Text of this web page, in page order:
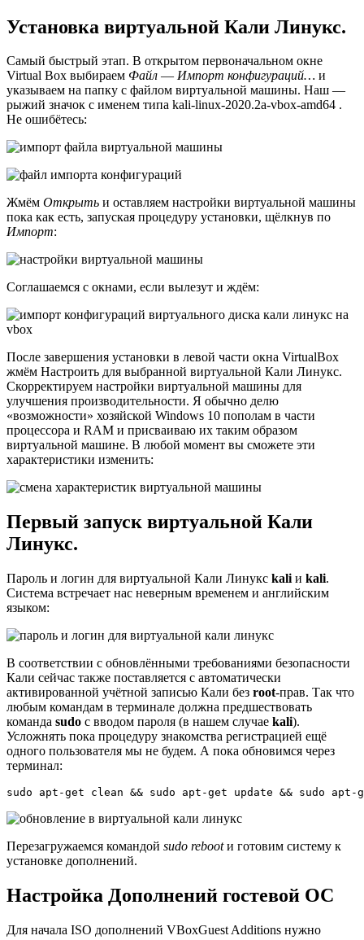
Установка виртуальной Кали Линукс.
Самый быстрый этап. В открытом первоначальном окне
Virtual Box выбираем Файл — Импорт конфигураций… и
указываем на папку с файлом виртуальной машины. Наш —
рыжий значок с именем типа kali-linux-2020.2a-vbox-amd64 .
Не ошибётесь:
Жмём Открыть и оставляем настройки виртуальной машины
пока как есть, запуская процедуру установки, щёлкнув по
Импорт:
Соглашаемся с окнами, если вылезут и ждём:
После завершения установки в левой части окна VirtualBox
жмём Настроить для выбранной виртуальной Кали Линукс.
Скорректируем настройки виртуальной машины для
улучшения производительности. Я обычно делю
«возможности» хозяйской Windows 10 пополам в части
процессора и RAM и присваиваю их таким образом
виртуальной машине. В любой момент вы сможете эти
характеристики изменить:
Первый запуск виртуальной Кали
Линукс.
Пароль и логин для виртуальной Кали Линукс kali и kali.
Система встречает нас неверным временем и английским
языком:
В соответствии с обновлёнными требованиями безопасности
Кали сейчас также поставляется с автоматически
активированной учётной записью Кали без root-прав. Так что
любым командам в терминале должна предшествовать
команда sudo с вводом пароля (в нашем случае kali).
Усложнять пока процедуру знакомства регистрацией ещё
одного пользователя мы не будем. А пока обновимся через
терминал:
sudo apt-get clean && sudo apt-get update && sudo
Перезагружаемся командой sudo rebootи готовим систему к
установке дополнений.
Настройка Дополнений гостевой ОС
Для начала ISO дополнений VBoxGuest Additions нужно